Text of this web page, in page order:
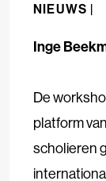
NIEUWS |
Inge
De
platform
scholieren